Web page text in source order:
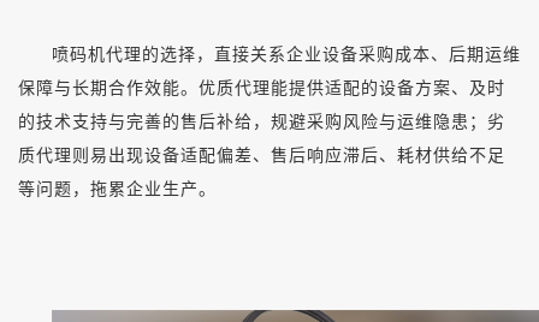
喷码机代理的选择，直接关系企业设备采购成本、后期运维
保障与长期合作效能。优质代理能提供适配的设备方案、及时
的技术支持与完善的售后补给，规避采购风险与运维隐患；劣
质代理则易出现设备适配偏差、售后响应滞后、耗材供给不足
等问题，拖累企业生产。